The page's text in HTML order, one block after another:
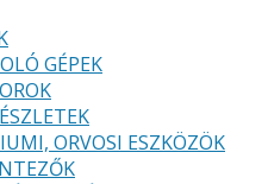
GÉPEK
ORVOSI ESZKÖZÖK